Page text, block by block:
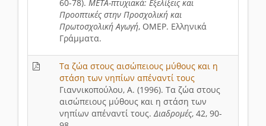
60-78). ΜΕΤΑ-πτυχιακά: Εξελίξεις και
Προοπτικές στην Προσχολική και
Πρωτοσχολική Αγωγή, ΟΜΕΡ. Ελληνικά
Γράμματα.
Τα ζώα στους αισώπειους μύθους και η
στάση των νηπίων απέναντί τους
Γιαννικοπούλου, Α. (1996). Τα ζώα στους
αισώπειους μύθους και η στάση των
νηπίων απέναντί τους.Διαδρομές, 42, 90-